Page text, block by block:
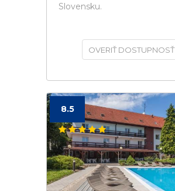
Slovensku.
OVERIŤ DOSTUPNOSŤ
8.5